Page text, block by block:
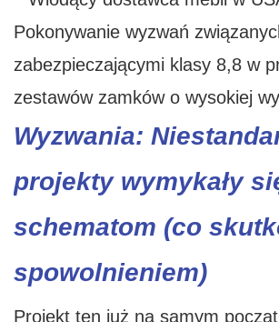
Wyzwania:
projekty wymykały
schematom (co
spowolnieniem)
Projekt ten już na samym